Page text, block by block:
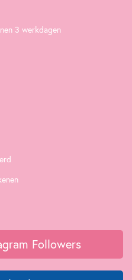
3 werkdagen
Followers